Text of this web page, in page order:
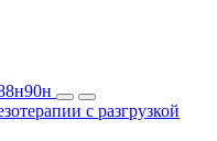
90н
с разгрузкой